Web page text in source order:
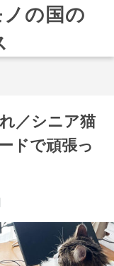
の国の
／シニア猫
ドで頑張っ